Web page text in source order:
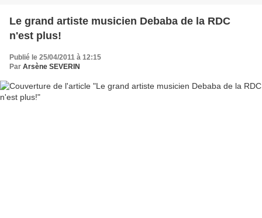
Le grand artiste musicien Debaba de la RDC
n'est plus!
Publié le 25/04/2011 à 12:15
Par Arsène SEVERIN